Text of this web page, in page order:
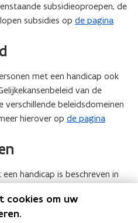
subsidieoproepen, de
subsidies op de pagina
met een handicap ook
van de
verschillende beleidsdomeinen
hierover op de pagina
handicap is beschreven in
. De beleidsnota’s en de
(BBT) vind je op
cookies om uw